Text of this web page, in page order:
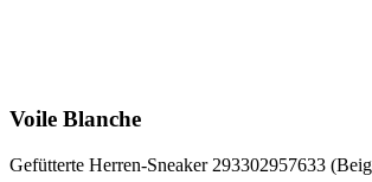
Voile Blanche
Gefütterte Herren-Sneaker 293302957633